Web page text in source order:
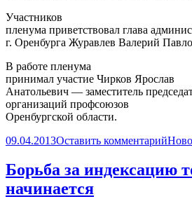
Участников
пленума приветствовал глава
г. Оренбурга Журавлев Валерий
В работе пленума
принимал участие Чирков Ярослав
Анатольевич — заместитель
организаций профсоюзов
Оренбургской области.
09.04.2013Оставить комментарий
Борьба за индексацию
начинается